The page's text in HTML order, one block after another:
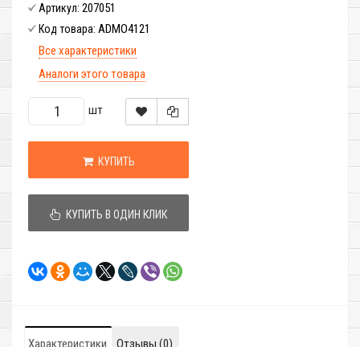
Артикул: 207051
Код товара: ADMO4121
Все характеристики
Аналоги этого товара
шт
КУПИТЬ
КУПИТЬ В ОДИН КЛИК
Характеристики Отзывы (0)